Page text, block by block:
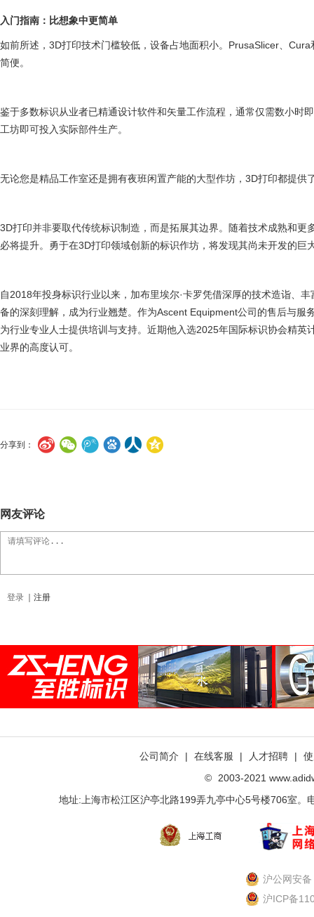
入门指南：比想象中更简单
如前所述，3D打印技术门槛较低，设备占地面积小。PrusaSlicer、
简便。
鉴于多数标识从业者已精通设计软件和矢量工作流程，通常仅需数小时
工坊即可投入实际部件生产。
无论您是精品工作室还是拥有夜班闲置产能的大型作坊，3D打印都提供
3D打印并非要取代传统标识制造，而是拓展其边界。随着技术成熟和更
必将提升。勇于在3D打印领域创新的标识作坊，将发现其尚未开发的巨
自2018年投身标识行业以来，加布里埃尔·卡罗凭借深厚的技术造诣、
备的深刻理解，成为行业翘楚。作为Ascent Equipment公司的售后与服
为行业专业人士提供培训与支持。近期他入选2025年国际标识协会精英
业界的高度认可。
分享到：
网友评论
登录 注册
公司简介 | 在线客服 | 人才招聘 |
©
2003-2021
地址:上海市松江区沪亭北路199弄九亭中心5号楼706室
沪公网安
沪ICP备